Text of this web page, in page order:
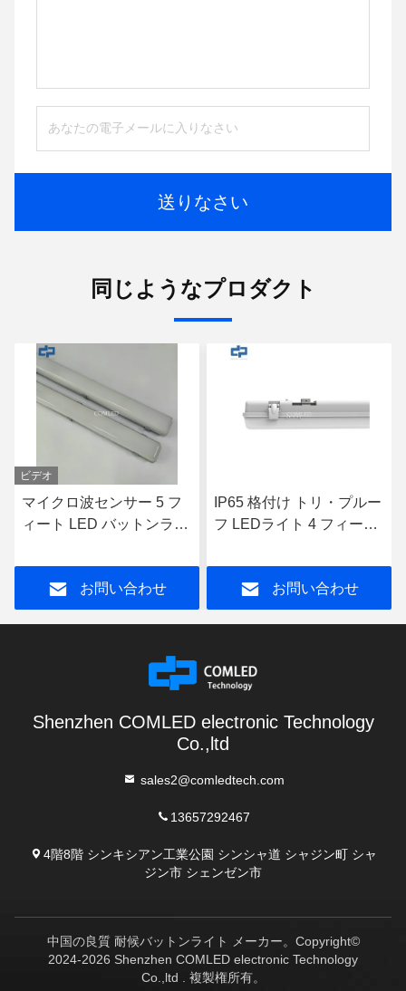
送りなさい
同じようなプロダクト
ビデオ
マイクロ波センサー 5 フ
ィート LED バットンライ
ンライト
お問い合わせ
IP65 格付け トリ・プルー
フ LEDライト 4 フィート
お問い合わせ
Shenzhen COMLED electronic Technology
Co.,ltd
sales2@comledtech.com
13657292467
4階8階 シンキシアン工業公園 シンシャ道 シャジン町 シャ
ジン市 シェンゼン市
中国の良質 耐候バットンライト メーカー。Copyright©
2024-2026 Shenzhen COMLED electronic Technology
Co.,ltd . 複製権所有。